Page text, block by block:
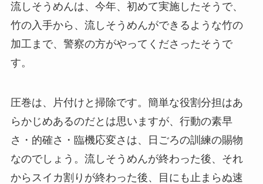
流しそうめんは、今年、初めて実施したそうで、
竹の入手から、流しそうめんができるような竹の
加工まで、警察の方がやってくださったそうで
す。
圧巻は、片付けと掃除です。簡単な役割分担はあ
らかじめあるのだとは思いますが、行動の素早
さ・的確さ・臨機応変さは、日ごろの訓練の賜物
なのでしょう。流しそうめんが終わった後、それ
からスイカ割りが終わった後、目にも止まらぬ速